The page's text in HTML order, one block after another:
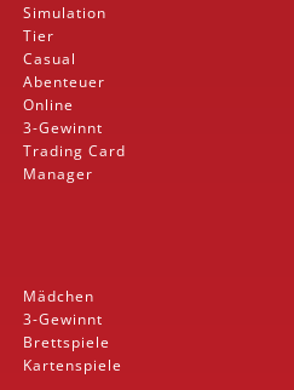
Simulation
Tier
Casual
Abenteuer
Online
3-Gewinnt
Trading Card
Manager
Mädchen
3-Gewinnt
Brettspiele
Kartenspiele